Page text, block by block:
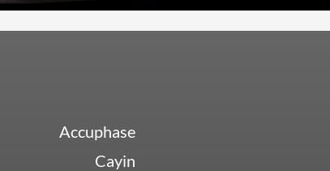
Accuphase
Cayin